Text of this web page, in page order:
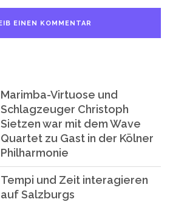
Marimba-Virtuose und
Schlagzeuger Christoph
Sietzen war mit dem Wave
Quartet zu Gast in der Kölner
Philharmonie
Tempi und Zeit interagieren
auf Salzburgs